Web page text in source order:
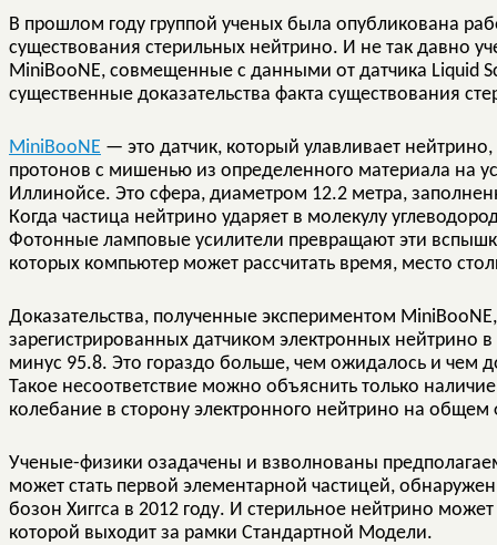
В прошлом году группой ученых была опубликована
существования стерильных нейтрино. И не так давно
MiniBooNE, совмещенные с данными от датчика Liquid
существенные доказательства факта существования
MiniBooNE — это датчик, который улавливает
протонов с мишенью из определенного материала на
Иллинойсе. Это сфера, диаметром 12.2 метра,
Когда частица нейтрино ударяет в молекулу
Фотонные ламповые усилители превращают эти
которых компьютер может рассчитать время, место
Доказательства, полученные экспериментом
зарегистрированных датчиком электронных нейтрино
минус 95.8. Это гораздо больше, чем ожидалось и чем
Такое несоответствие можно объяснить только
колебание в сторону электронного нейтрино на
Ученые-физики озадачены и взволнованы
может стать первой элементарной частицей,
бозон Хиггса в 2012 году. И стерильное нейтрино
которой выходит за рамки Стандартной Модели.